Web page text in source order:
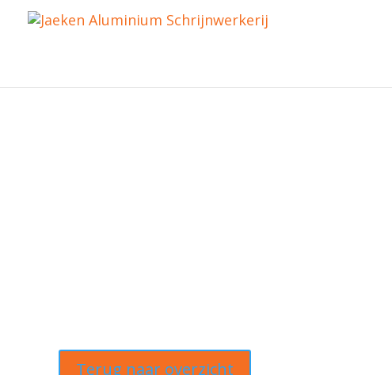
Terug naar overzicht